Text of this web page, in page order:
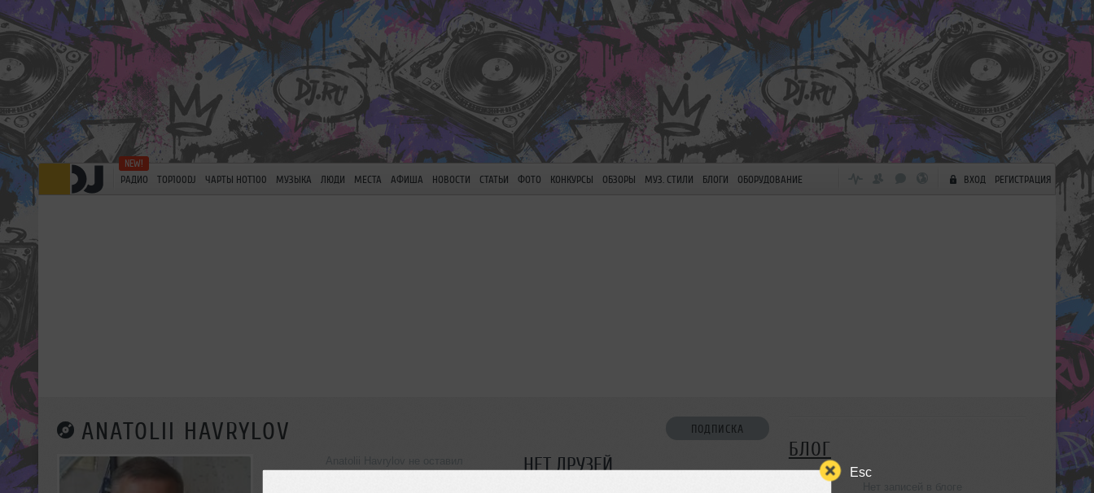
Esc
РАДИО TOP100DJ ЧАРТЫ HOT100 МУЗЫКА ЛЮДИ МЕСТА АФИША НОВОСТИ СТАТЬИ ФОТО КОНКУРСЫ ОБЗОРЫ МУЗ. СТИЛИ БЛОГИ ОБОРУДОВАНИЕ ВХОД РЕГИСТРАЦИЯ
ANATOLII HAVRYLOV ПОДПИСКА
НЕТ ДРУЗЕЙ
БЛОГ